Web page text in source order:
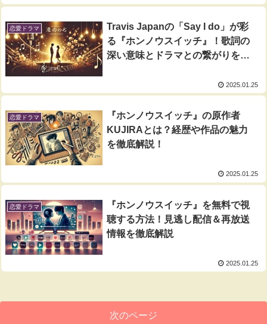
恋愛ドラマ
Travis Japanの「Say I do」が彩
る『ホンノウスイッチ』！歌詞の
深い意味とドラマとの繋がりを解
2025.01.25
恋愛ドラマ
『ホンノウスイッチ』の原作者
KUJIRAとは？経歴や作品の魅力
を徹底解説！
2025.01.25
恋愛ドラマ
『ホンノウスイッチ』を無料で視
聴する方法！見逃し配信＆再放送
情報を徹底解説
2025.01.25
次のページ